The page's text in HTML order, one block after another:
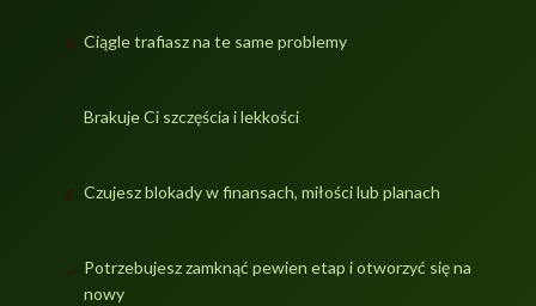
Ciągle trafiasz na te same problemy
Brakuje Ci szczęścia i lekkości
Czujesz blokady w finansach, miłości lub planach
Potrzebujesz zamknąć pewien etap i otworzyć się na
nowy